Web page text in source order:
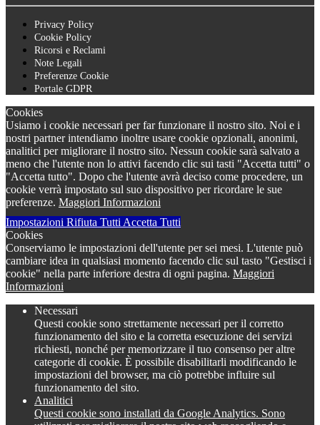
Privacy Policy
Cookie Policy
Ricorsi e Reclami
Note Legali
Preferenze Cookie
Portale GDPR
Cookies
Usiamo i cookie necessari per far funzionare il nostro sito. Noi e i
nostri partner intendiamo inoltre usare cookie opzionali, anonimi,
analitici per migliorare il nostro sito. Nessun cookie sarà salvato a
meno che l'utente non lo attivi facendo clic sui tasti "Accetta tutti" o
"Accetta tutto". Dopo che l'utente avrà deciso come procedere, un
cookie verrà impostato sul suo dispositivo per ricordare le sue
preferenze. Maggiori Informazioni
Impostazioni Rifiuta TuttiAccetta Tutti
Cookies
Conserviamo le impostazioni dell'utente per sei mesi. L'utente può
cambiare idea in qualsiasi momento facendo clic sul tasto "Gestisci i
cookie" nella parte inferiore destra di ogni pagina. Maggiori
Informazioni
Necessari
Questi cookie sono strettamente necessari per il corretto
funzionamento del sito e la corretta esecuzione dei servizi
richiesti, nonché per memorizzare il tuo consenso per altre
categorie di cookie. È possibile disabilitarli modificando le
impostazioni del browser, ma ciò potrebbe influire sul
funzionamento del sito.
Analitici
Questi cookie sono installati da Google Analytics. Sono